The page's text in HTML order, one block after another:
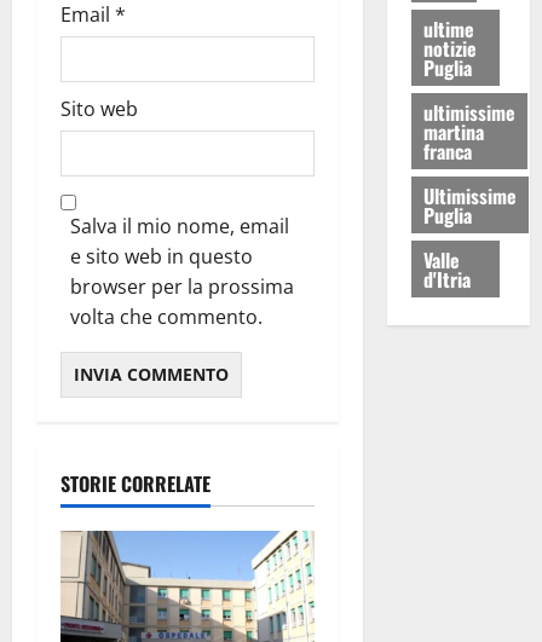
Email *
Sito web
Salva il mio nome, email
e sito web in questo
browser per la prossima
volta che commento.
STORIE CORRELATE
ultime
notizie
Puglia
ultimissime
martina
franca
Ultimissime
Puglia
Valle
d'Itria